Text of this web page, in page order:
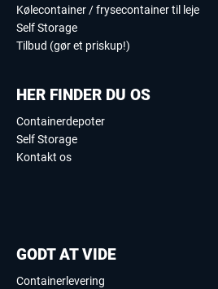
Kølecontainer / frysecontainer til leje
Self Storage
Tilbud (gør et priskup!)
HER FINDER DU OS
Containerdepoter
Self Storage
Kontakt os
GODT AT VIDE
Containerlevering